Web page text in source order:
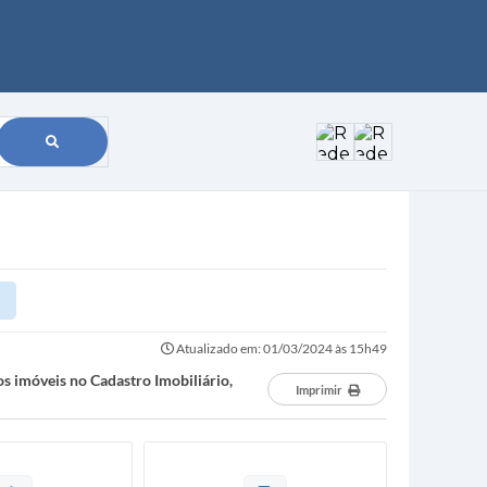
Atualizado em: 01/03/2024 às 15h49
imóveis no Cadastro Imobiliário,
Imprimir